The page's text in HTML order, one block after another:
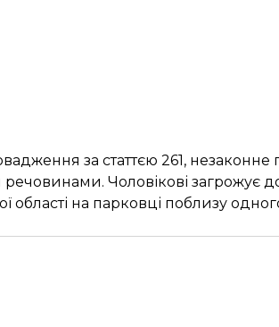
за статтєю 261,
Чоловікові загрожує
області на парковці поблизу